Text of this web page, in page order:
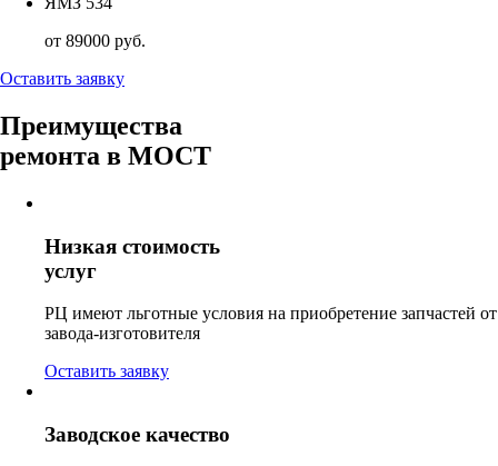
от 89000 руб.
Оставить заявку
Преимущества
ремонта в МОСТ
Низкая стоимость
услуг
РЦ имеют льготные условия на приобретение запчастей от
завода-изготовителя
Оставить заявку
Заводское качество